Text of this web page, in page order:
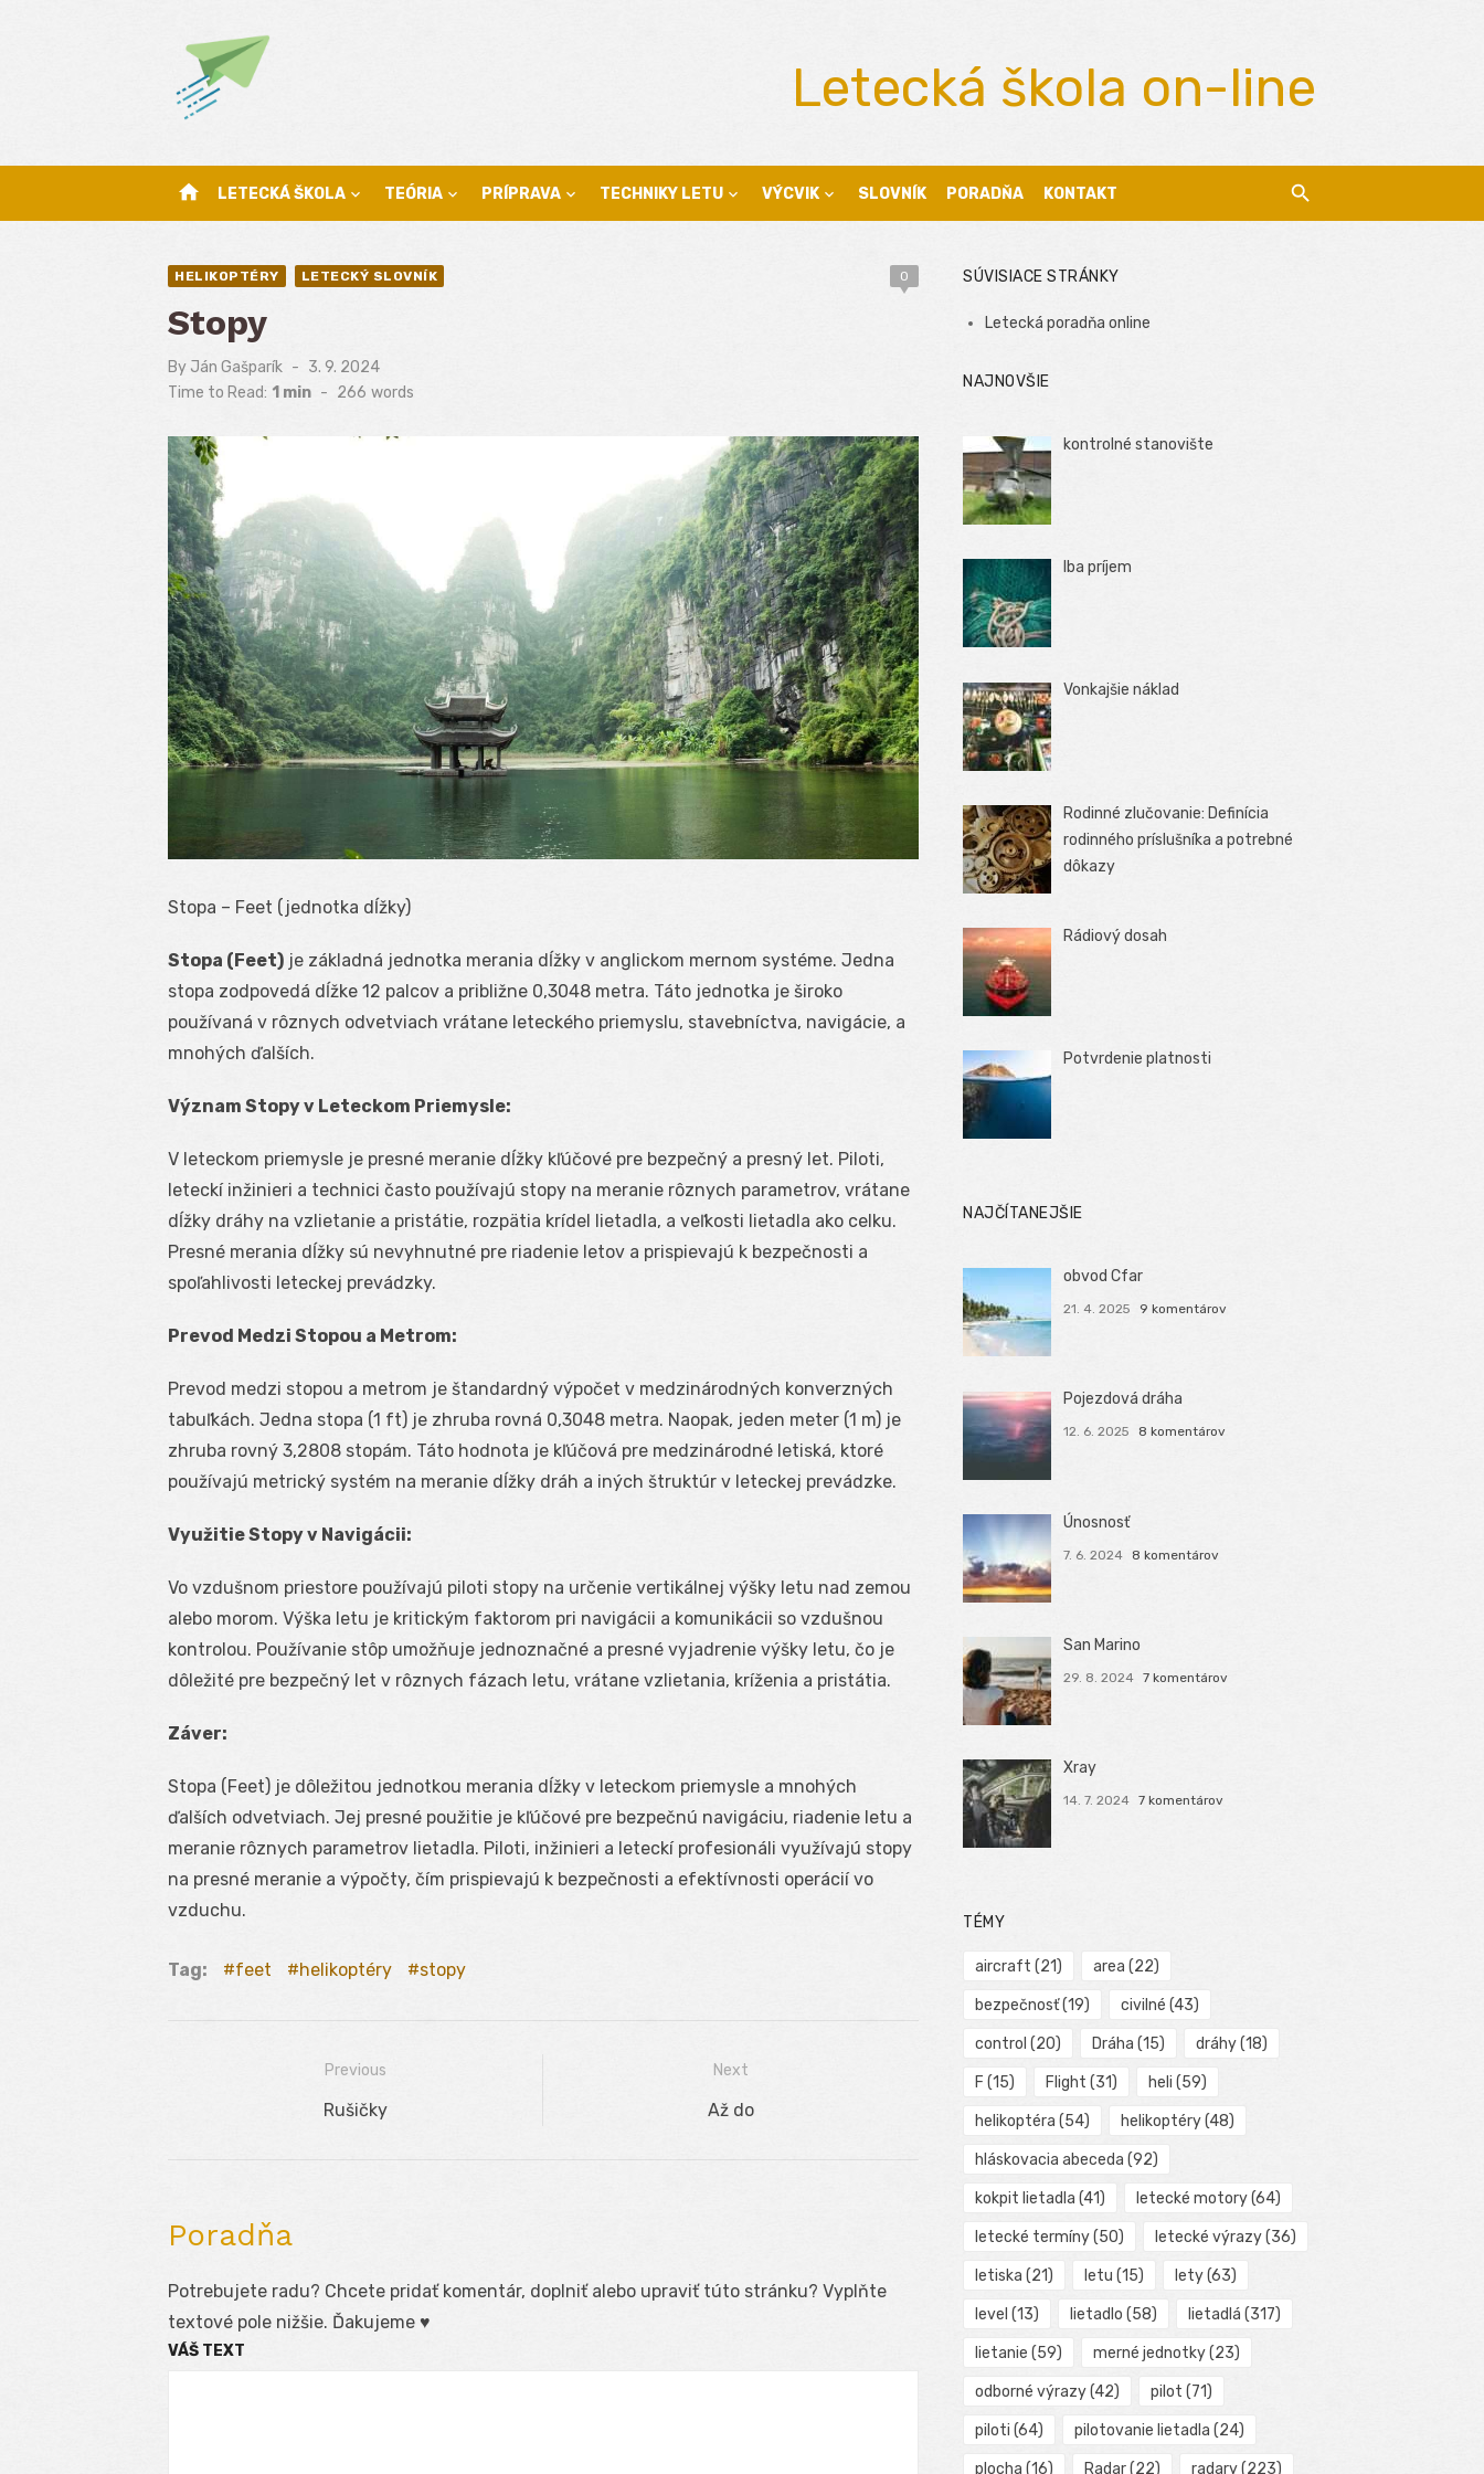
Letecká škola on-line
home LETECKÁ ŠKOLA TEÓRIA PRÍPRAVA TECHNIKY LETU VÝCVIK SLOVNÍK PORADŇA KONTAKT
HELIKOPTÉRY LETECKÝ SLOVNÍK 0
Stopy
By Ján Gašparík
Posted
on
3. 9. 2024
Time to Read: 1 min - 266 words
Stopa – Feet (jednotka dĺžky)
Stopa (Feet) je základná jednotka merania dĺžky v anglickom mernom systéme. Jedna
stopa zodpovedá dĺžke 12 palcov a približne 0,3048 metra. Táto jednotka je široko
používaná v rôznych odvetviach vrátane leteckého priemyslu, stavebníctva, navigácie, a
mnohých ďalších.
Význam Stopy v Leteckom Priemysle:
V leteckom priemysle je presné meranie dĺžky kľúčové pre bezpečný a presný let. Piloti,
leteckí inžinieri a technici často používajú stopy na meranie rôznych parametrov, vrátane
dĺžky dráhy na vzlietanie a pristátie, rozpätia krídel lietadla, a veľkosti lietadla ako celku.
Presné merania dĺžky sú nevyhnutné pre riadenie letov a prispievajú k bezpečnosti a
spoľahlivosti leteckej prevádzky.
Prevod Medzi Stopou a Metrom:
Prevod medzi stopou a metrom je štandardný výpočet v medzinárodných konverzných
tabuľkách. Jedna stopa (1 ft) je zhruba rovná 0,3048 metra. Naopak, jeden meter (1 m) je
zhruba rovný 3,2808 stopám. Táto hodnota je kľúčová pre medzinárodné letiská, ktoré
používajú metrický systém na meranie dĺžky dráh a iných štruktúr v leteckej prevádzke.
Využitie Stopy v Navigácii:
Vo vzdušnom priestore používajú piloti stopy na určenie vertikálnej výšky letu nad zemou
alebo morom. Výška letu je kritickým faktorom pri navigácii a komunikácii so vzdušnou
kontrolou. Používanie stôp umožňuje jednoznačné a presné vyjadrenie výšky letu, čo je
dôležité pre bezpečný let v rôznych fázach letu, vrátane vzlietania, kríženia a pristátia.
Záver:
Stopa (Feet) je dôležitou jednotkou merania dĺžky v leteckom priemysle a mnohých
ďalších odvetviach. Jej presné použitie je kľúčové pre bezpečnú navigáciu, riadenie letu a
meranie rôznych parametrov lietadla. Piloti, inžinieri a leteckí profesionáli využívajú stopy
na presné meranie a výpočty, čím prispievajú k bezpečnosti a efektívnosti operácií vo
vzduchu.
Tag: feet helikoptéry stopy
Previous
Previous
Rušičky
Next
Next
Až do
Poradňa
Potrebujete radu? Chcete pridať komentár, doplniť alebo upraviť túto stránku? Vyplňte
textové pole nižšie. Ďakujeme ♥
VÁŠ TEXT
SÚVISIACE STRÁNKY
Letecká poradňa online
NAJNOVŠIE
kontrolné stanovište
Iba príjem
Vonkajšie náklad
Rodinné zlučovanie: Definícia
rodinného príslušníka a potrebné
dôkazy
Rádiový dosah
Potvrdenie platnosti
NAJČÍTANEJŠIE
obvod Cfar
21. 4. 2025 9 komentárov
Pojezdová dráha
12. 6. 2025 8 komentárov
Únosnosť
7. 6. 2024 8 komentárov
San Marino
29. 8. 2024 7 komentárov
Xray
14. 7. 2024 7 komentárov
TÉMY
aircraft (21) area (22)
bezpečnosť(19) civilné (43)
control (20) Dráha (15) dráhy(18)
F (15) Flight (31) heli (59)
helikoptéra (54) helikoptéry(48)
hláskovacia abeceda (92)
kokpit lietadla (41) letecké motory(64)
letecké termíny(50) letecké výrazy(36)
letiska (21) letu (15) lety(63)
level (13) lietadlo (58) lietadlá (317)
lietanie (59) merné jednotky(23)
odborné výrazy(42) pilot (71)
piloti (64) pilotovanie lietadla (24)
plocha (16) Radar(22) radary(223)